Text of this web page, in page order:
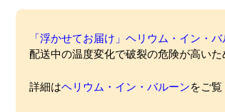
「浮かせてお届け」ヘリウム・イン・
配送中の温度変化で破裂の危険が高いた
詳細はヘリウム・イン・バルーンをご覧